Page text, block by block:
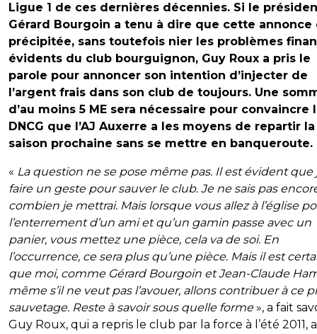
Ligue 1 de ces dernières décennies. Si le
Gérard Bourgoin a tenu à dire que cette annonce
précipitée, sans toutefois nier les problèmes
évidents du club bourguignon, Guy Roux a pris le
parole pour annoncer son intention d’injecter de
l’argent frais dans son club de toujours. Une
d’au moins 5 ME sera nécessaire pour convaincre
DNCG que l’AJ Auxerre a les moyens de repartir la
saison prochaine sans se mettre en banqueroute.
« La question ne se pose même pas. Il est évident que
faire un geste pour sauver le club. Je ne sais pas
combien je mettrai. Mais lorsque vous allez à l’église
l’enterrement d’un ami et qu’un gamin passe avec un
panier, vous mettez une pièce, cela va de soi. En
l’occurrence, ce sera plus qu’une pièce. Mais il est
que moi, comme Gérard Bourgoin et Jean-Claude
même s’il ne veut pas l’avouer, allons contribuer à ce
sauvetage. Reste à savoir sous quelle forme», a fait
Guy Roux, qui a repris le club par la force à l’été 2011,